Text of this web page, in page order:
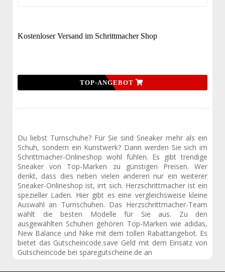
Kostenloser Versand im Schrittmacher Shop
TOP-ANGEBOT
Du liebst Turnschuhe? Für Sie sind Sneaker mehr als ein
Schuh, sondern ein Kunstwerk? Dann werden Sie sich im
Schrittmacher-Onlineshop wohl fühlen. Es gibt trendige
Sneaker von Top-Marken zu günstigen Preisen. Wer
denkt, dass dies neben vielen anderen nur ein weiterer
Sneaker-Onlineshop ist, irrt sich. Herzschrittmacher ist ein
spezieller Laden. Hier gibt es eine vergleichsweise kleine
Auswahl an Turnschuhen. Das Herzschrittmacher-Team
wählt die besten Modelle für Sie aus. Zu den
ausgewählten Schuhen gehören Top-Marken wie adidas,
New Balance und Nike mit dem tollen Rabattangebot. Es
bietet das Gutscheincode.save Geld mit dem Einsatz von
Gutscheincode bei sparegutscheine.de an